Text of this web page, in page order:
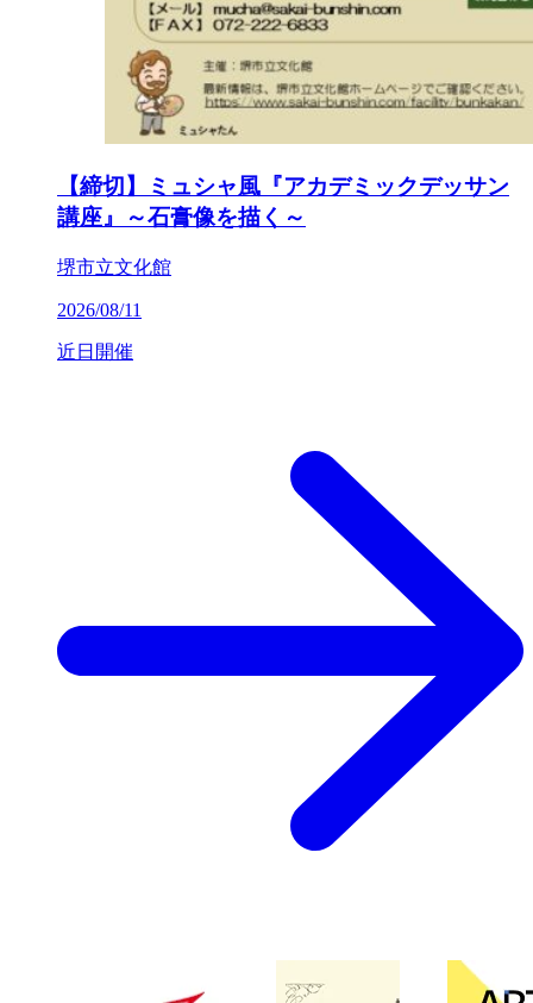
【締切】ミュシャ風『アカデミックデッサン
講座』～石膏像を描く～
堺市立文化館
2026/08/11
近日開催